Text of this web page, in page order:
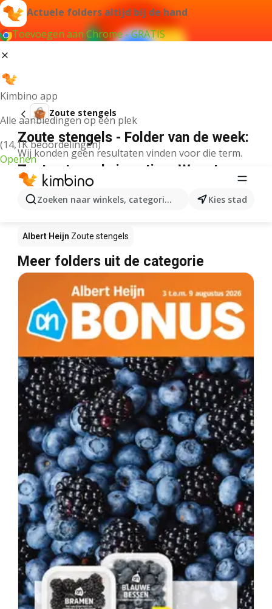
Actuele folders altijd bij de hand
Toevoegen aan Chrome - GRATIS
Kimbino app
Alle aanbiedingen op één plek
(14,1K beoordelingen)
Openen
Zoeken naar winkels, categorieën, producten...
Kies stad
Zoute stengels
Zoute stengels - Folder van de week:
Wij konden geen resultaten vinden voor die term.
Zoute stengels in actie – Waar te
koop?
Albert Heijn Zoute stengels
Meer folders uit de categorie